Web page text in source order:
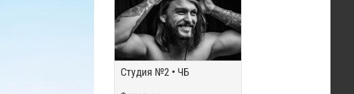
Студия №2 • ЧБ